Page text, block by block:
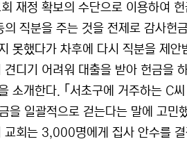
재정 확보의 수단으로 이용하여
직분을 주는 것을 전제로 감사헌
못했다가 차후에 다시 직분을 제
디기 어려워 대출을 받아 헌금을
소개한다. ｢서초구에 거주하는 C
을 일괄적으로 걷는다는 말에 고
교회는 3,000명에게 집사 안수를